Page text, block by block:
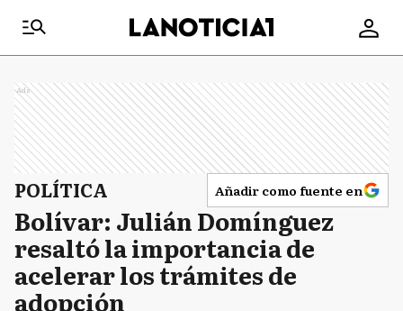
Ads
POLÍTICA Añadir como fuente en
Bolívar: Julián Domínguez
resaltó la importancia de
acelerar los trámites de
adopción